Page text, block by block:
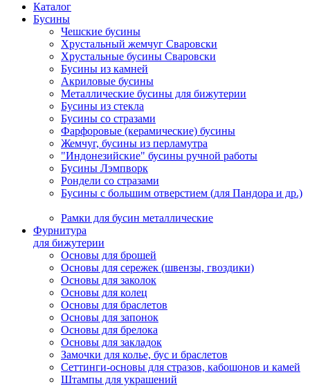
Каталог
Бусины
Чешские бусины
Хрустальный жемчуг Сваровски
Хрустальные бусины Сваровски
Бусины из камней
Акриловые бусины
Металлические бусины для бижутерии
Бусины из стекла
Бусины со стразами
Фарфоровые (керамические) бусины
Жемчуг, бусины из перламутра
"Индонезийские" бусины ручной работы
Бусины Лэмпворк
Рондели со стразами
Бусины с большим отверстием (для Пандора и др.)
Рамки для бусин металлические
Фурнитура
для бижутерии
Основы для брошей
Основы для сережек (швензы, гвоздики)
Основы для заколок
Основы для колец
Основы для браслетов
Основы для запонок
Основы для брелока
Основы для закладок
Замочки для колье, бус и браслетов
Сеттинги-основы для стразов, кабошонов и камей
Штампы для украшений